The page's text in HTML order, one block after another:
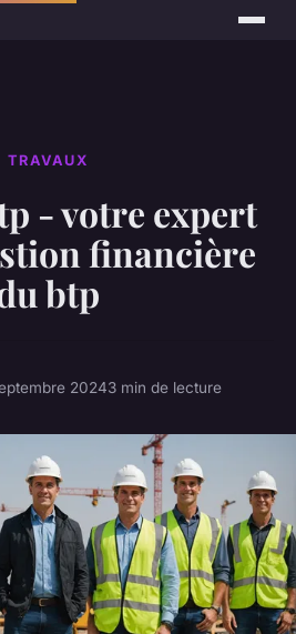
TRAVAUX
- votre expert
financière
btp
20243 min de lecture